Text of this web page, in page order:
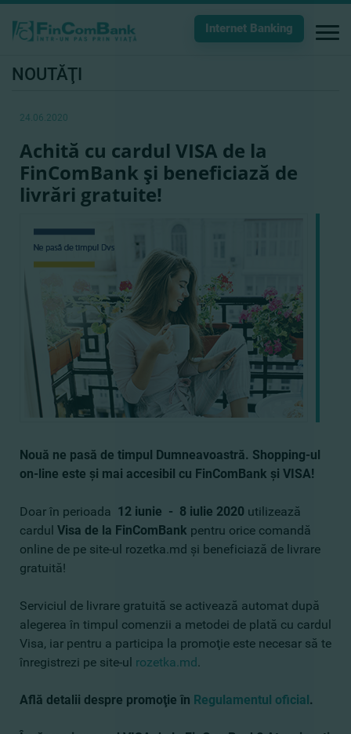
Internet Banking
NOUTĂŢI
24.06.2020
Achită cu cardul VISA de la
FinComBank şi beneficiază de
livrări gratuite!
Nouă ne pasă de timpul Dumneavoastră. Shopping-ul
on-line este şi mai accesibil cu FinComBank şi VISA!
Doar în perioada 12 iunie - 8 iulie 2020 utilizează
cardul Visa de la FinComBank pentru orice comandă
online de pe site-ul rozetka.md şi beneficiază de livrare
gratuită!
Serviciul de livrare gratuită se activează automat după
alegerea în timpul comenzii a metodei de plată cu cardul
Visa, iar pentru a participa la promoţie este necesar să te
înregistrezi pe site-ul rozetka.md.
Află detalii despre promoţie în Regulamentul oficial.